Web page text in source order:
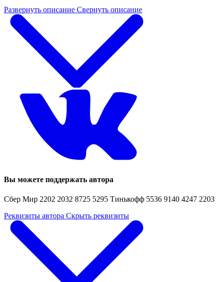
Развернуть описание Свернуть описание
Вы можете поддержать автора
Сбер Мир 2202 2032 8725 5295 Тинькофф 5536 9140 4247 2203
Реквизиты автора Скрыть реквизиты